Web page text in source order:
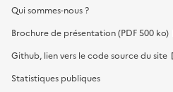
Qui sommes-nous ?
Brochure de présentation (PDF 500 ko)
Github, lien vers le code source du site
Statistiques publiques